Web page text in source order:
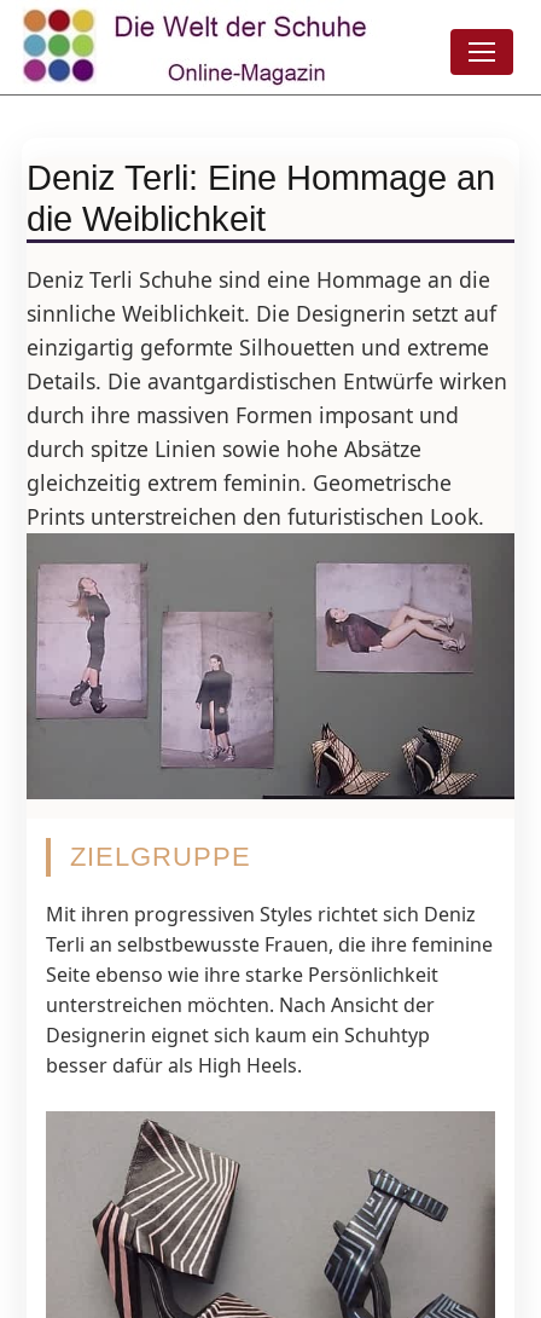
Deniz Terli: Eine Hommage an
die Weiblichkeit
Deniz Terli Schuhe sind eine Hommage an die
sinnliche Weiblichkeit. Die Designerin setzt auf
einzigartig geformte Silhouetten und extreme
Details. Die avantgardistischen Entwürfe wirken
durch ihre massiven Formen imposant und
durch spitze Linien sowie hohe Absätze
gleichzeitig extrem feminin. Geometrische
Prints unterstreichen den futuristischen Look.
ZIELGRUPPE
Mit ihren progressiven Styles richtet sich Deniz
Terli an selbstbewusste Frauen, die ihre feminine
Seite ebenso wie ihre starke Persönlichkeit
unterstreichen möchten. Nach Ansicht der
Designerin eignet sich kaum ein Schuhtyp
besser dafür als High Heels.